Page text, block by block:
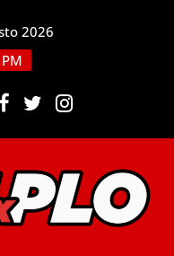
2026